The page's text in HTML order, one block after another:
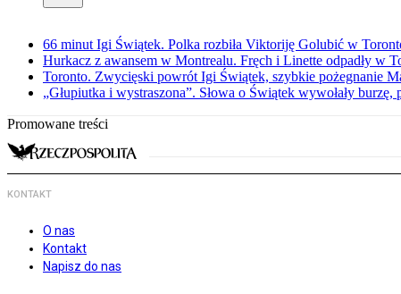
66 minut Igi Świątek. Polka rozbiła Viktoriję Golubić w
Hurkacz z awansem w Montrealu. Fręch i Linette odpadły w
Toronto. Zwycięski powrót Igi Świątek, szybkie pożegnanie
„Głupiutka i wystraszona”. Słowa o Świątek wywołały burzę,
Promowane treści
KONTAKT
O nas
Kontakt
Napisz do nas